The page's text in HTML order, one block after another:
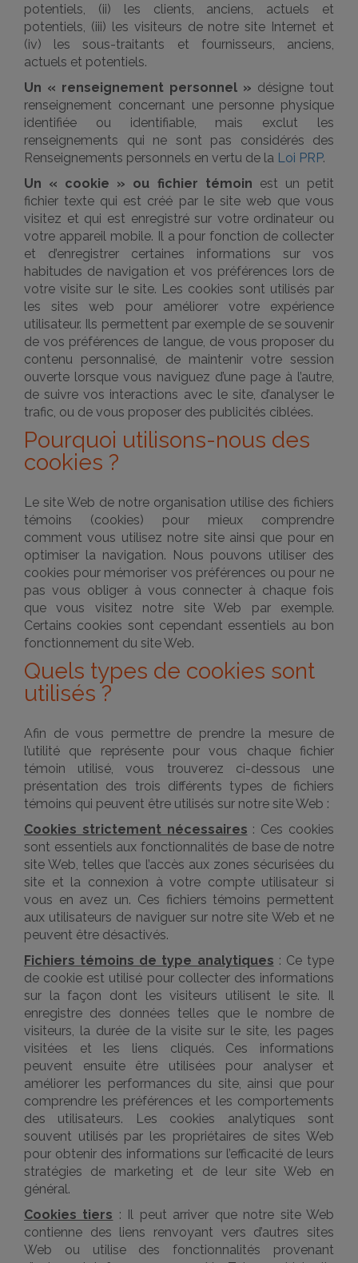
potentiels, (ii) les clients, anciens, actuels et
potentiels, (iii) les visiteurs de notre site Internet et
(iv) les sous-traitants et fournisseurs, anciens,
actuels et potentiels.
Un « renseignement personnel » désigne tout
renseignement concernant une personne physique
identifiée ou identifiable, mais exclut les
renseignements qui ne sont pas considérés des
Renseignements personnels en vertu de la Loi PRP.
Un « cookie » ou fichier témoin est un petit
fichier texte qui est créé par le site web que vous
visitez et qui est enregistré sur votre ordinateur ou
votre appareil mobile. Il a pour fonction de collecter
et d’enregistrer certaines informations sur vos
habitudes de navigation et vos préférences lors de
votre visite sur le site. Les cookies sont utilisés par
les sites web pour améliorer votre expérience
utilisateur. Ils permettent par exemple de se souvenir
de vos préférences de langue, de vous proposer du
contenu personnalisé, de maintenir votre session
ouverte lorsque vous naviguez d’une page à l’autre,
de suivre vos interactions avec le site, d’analyser le
trafic, ou de vous proposer des publicités ciblées.
Pourquoi utilisons-nous des
cookies ?
Le site Web de notre organisation utilise des fichiers
témoins (cookies) pour mieux comprendre
comment vous utilisez notre site ainsi que pour en
optimiser la navigation. Nous pouvons utiliser des
cookies pour mémoriser vos préférences ou pour ne
pas vous obliger à vous connecter à chaque fois
que vous visitez notre site Web par exemple.
Certains cookies sont cependant essentiels au bon
fonctionnement du site Web.
Quels types de cookies sont
utilisés ?
Afin de vous permettre de prendre la mesure de
l’utilité que représente pour vous chaque fichier
témoin utilisé, vous trouverez ci-dessous une
présentation des trois différents types de fichiers
témoins qui peuvent être utilisés sur notre site Web :
Cookies strictement nécessaires : Ces cookies
sont essentiels aux fonctionnalités de base de notre
site Web, telles que l’accès aux zones sécurisées du
site et la connexion à votre compte utilisateur si
vous en avez un. Ces fichiers témoins permettent
aux utilisateurs de naviguer sur notre site Web et ne
peuvent être désactivés.
Fichiers témoins de type analytiques : Ce type
de cookie est utilisé pour collecter des informations
sur la façon dont les visiteurs utilisent le site. Il
enregistre des données telles que le nombre de
visiteurs, la durée de la visite sur le site, les pages
visitées et les liens cliqués. Ces informations
peuvent ensuite être utilisées pour analyser et
améliorer les performances du site, ainsi que pour
comprendre les préférences et les comportements
des utilisateurs. Les cookies analytiques sont
souvent utilisés par les propriétaires de sites Web
pour obtenir des informations sur l’efficacité de leurs
stratégies de marketing et de leur site Web en
général.
Cookies tiers : Il peut arriver que notre site Web
contienne des liens renvoyant vers d’autres sites
Web ou utilise des fonctionnalités provenant